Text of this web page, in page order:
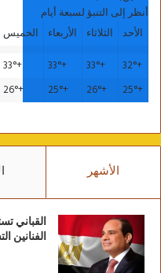
أنظر إلى التنبؤ لسبعة أيام
الأحد
الثلاثاء الأربعاء الخميس
+
32°
+
33°
+
33°
+
33°
+
25°
+
26°
+
25°
+
26°
الأشهر
القباني
الفنانين